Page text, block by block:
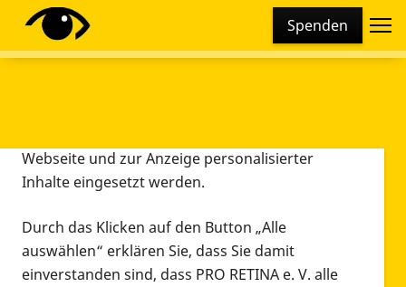
Spenden
Diese Webseite setzt verschiedene Cookies und
Tracking-Tools ein. Dies beinhaltet Cookies und
Webseite und zur Anzeige personalisierter
Inhalte eingesetzt werden.
Durch das Klicken auf den Button „Alle
auswählen“ erklären Sie, dass Sie damit
einverstanden sind, dass PRO RETINA e. V. alle